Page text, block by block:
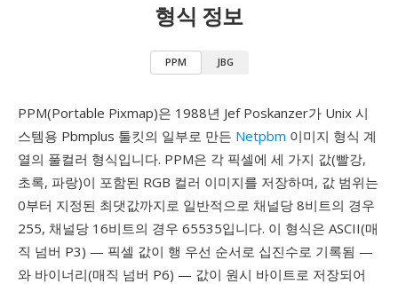
형식 정보
PPM JBG
PPM(Portable Pixmap)은 1988년 Jef Poskanzer가 Unix 시
스템용 Pbmplus 툴킷의 일부로 만든 Netpbm 이미지 형식 계
열의 풀컬러 형식입니다. PPM은 각 픽셀에 세 가지 값(빨강,
초록, 파랑)이 포함된 RGB 컬러 이미지를 저장하며, 값 범위는
0부터 지정된 최댓값까지로 일반적으로 채널당 8비트의 경우
255, 채널당 16비트의 경우 65535입니다. 이 형식은 ASCII(매
직 넘버 P3) — 픽셀 값이 행 우선 순서로 십진수로 기록됨 —
와 바이너리(매직 넘버 P6) — 값이 원시 바이트로 저장되어